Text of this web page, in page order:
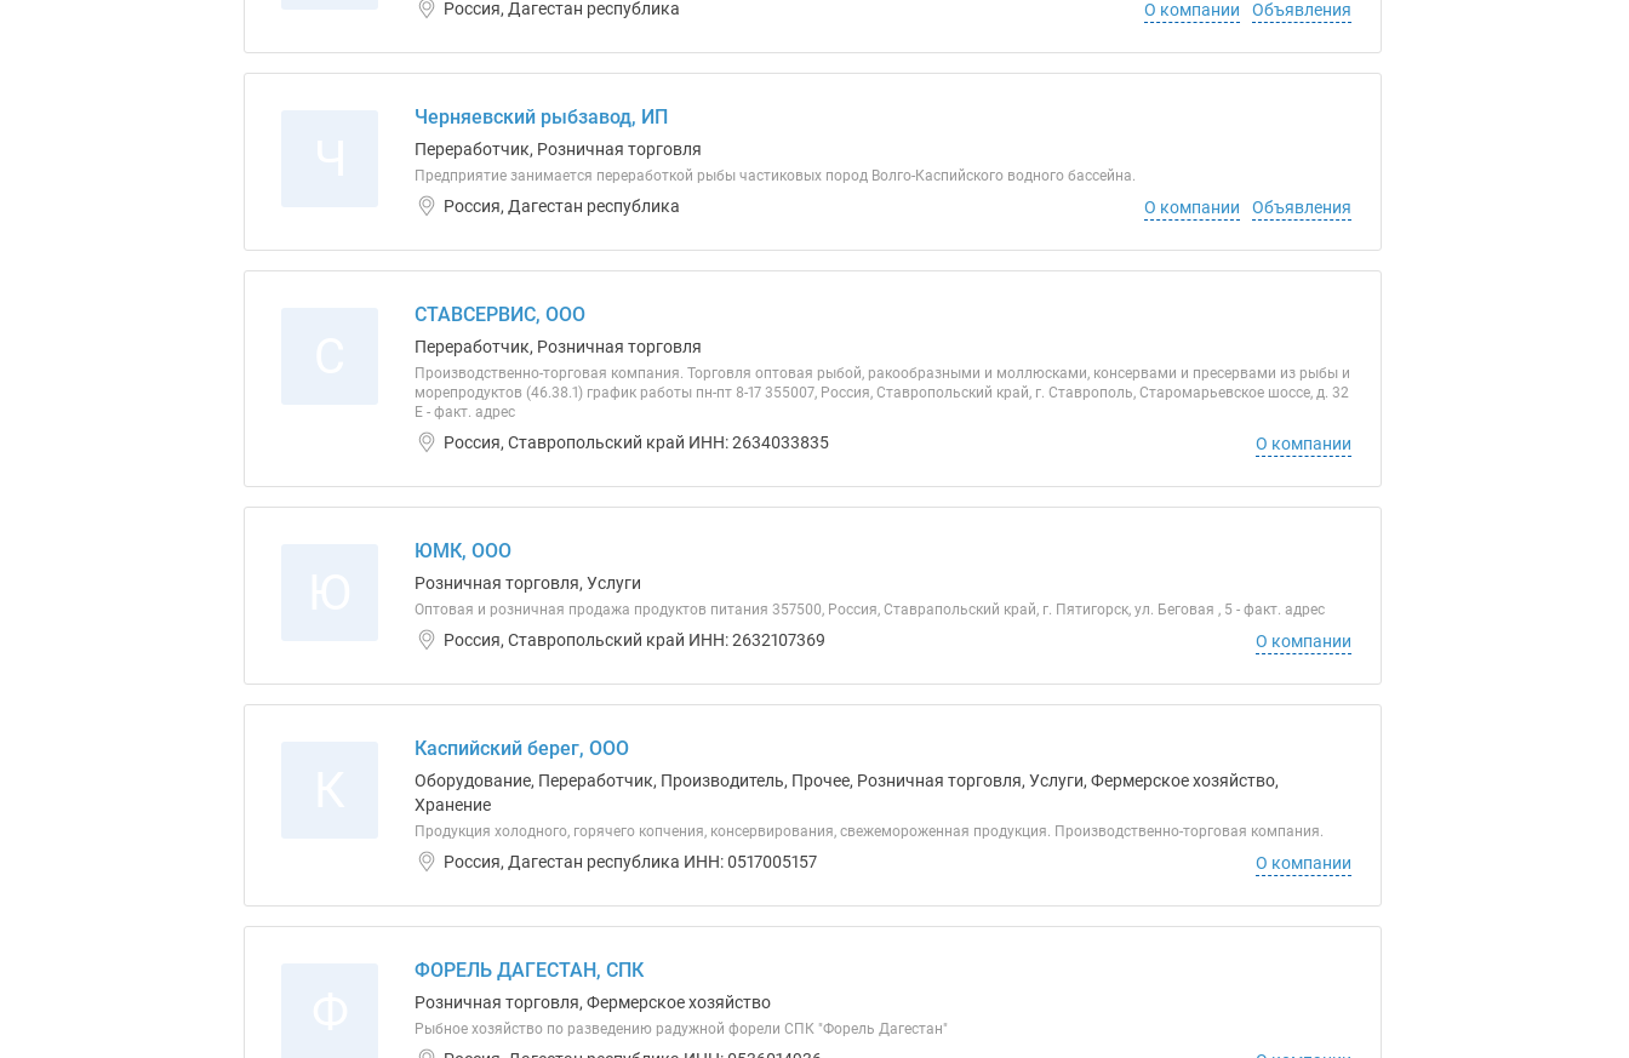
Россия, Дагестан республика О компании Объявления
Черняевский рыбзавод, ИП
Переработчик, Розничная торговля
Предприятие занимается переработкой рыбы частиковых пород Волго-Каспийского водного бассейна.
Россия, Дагестан республика О компании Объявления
СТАВСЕРВИС, ООО
Переработчик, Розничная торговля
Производственно-торговая компания. Торговля оптовая рыбой, ракообразными и моллюсками, консервами и пресервами из рыбы и
морепродуктов (46.38.1) график работы пн-пт 8-17 355007, Россия, Ставропольский край, г. Ставрополь, Старомарьевское шоссе, д. 32
Е - факт. адрес
Россия, Ставропольский край ИНН: 2634033835 О компании
ЮМК, ООО
Розничная торговля, Услуги
Оптовая и розничная продажа продуктов питания 357500, Россия, Ставрапольский край, г. Пятигорск, ул. Беговая , 5 - факт. адрес
Россия, Ставропольский край ИНН: 2632107369 О компании
Каспийский берег, ООО
Оборудование, Переработчик, Производитель, Прочее, Розничная торговля, Услуги, Фермерское хозяйство,
Хранение
Продукция холодного, горячего копчения, консервирования, свежемороженная продукция. Производственно-торговая компания.
Россия, Дагестан республика ИНН: 0517005157 О компании
ФОРЕЛЬ ДАГЕСТАН, СПК
Розничная торговля, Фермерское хозяйство
Рыбное хозяйство по разведению радужной форели СПК "Форель Дагестан"